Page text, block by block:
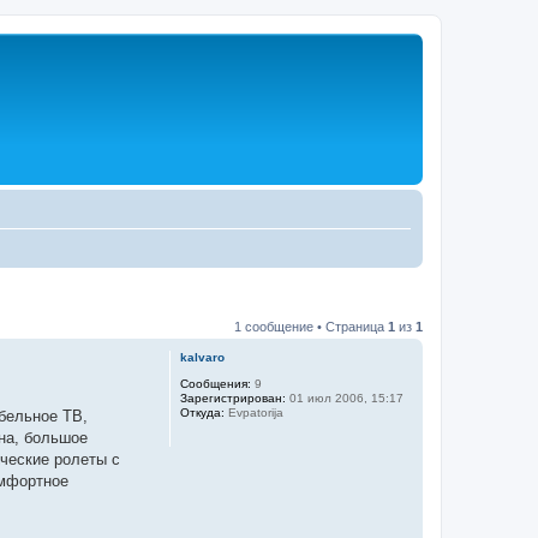
1 сообщение • Страница 1 из 1
kalvaro
Сообщения: 9
Зарегистрирован: 01 июл 2006, 15:17
Откуда: Evpatorija
ТВ,
большое
ролеты с